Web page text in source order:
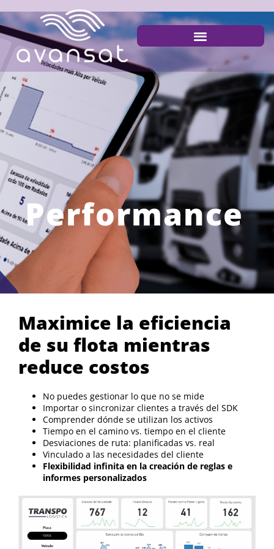
Performance
Maximice la eficiencia
de su flota mientras
reduce costos
No puedes gestionar lo que no se mide
Importar o sincronizar clientes a través del SDK
Comprender dónde se utilizan los activos
Tiempo en el camino vs. tiempo en el cliente
Desviaciones de ruta: planificadas vs. real
Vinculado a las necesidades del cliente
Flexibilidad infinita en la creación de reglas e
informes personalizados